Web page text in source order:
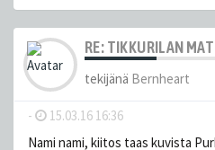
RE: TIKKURILAN
tekijänä Bernheart
- 15.03.16 16:36
Nami nami, kiitos taas kuvista